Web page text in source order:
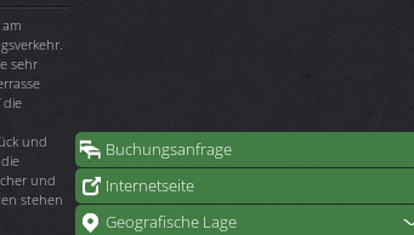
Buchungsanfrage
Internetseite
Geografische Lage
sehr
die
und
und
stehen